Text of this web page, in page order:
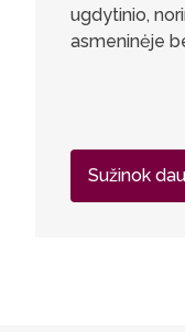
ugdytinio,
asmeninėje
Sužinok